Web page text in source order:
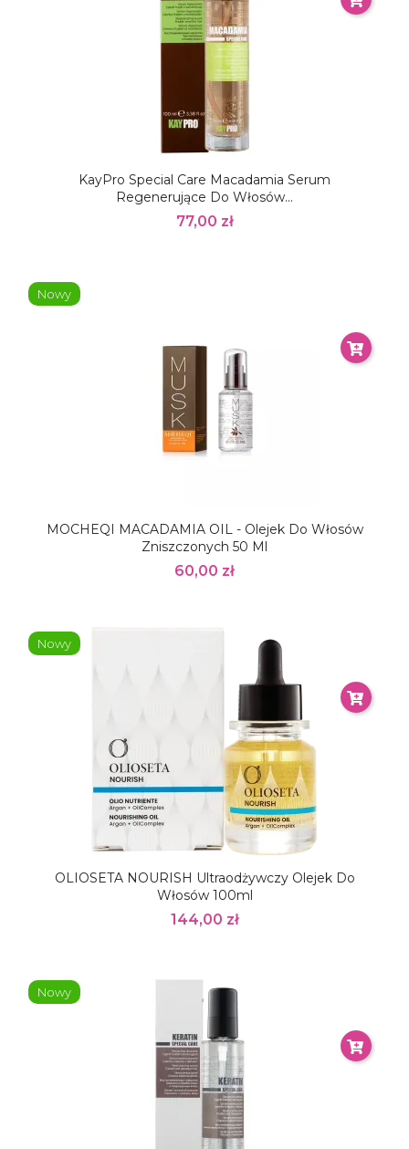
KayPro Special Care Macadamia Serum
Regenerujące Do Włosów...
77,00 zł
MOCHEQI MACADAMIA OIL - Olejek Do Włosów
Zniszczonych 50 Ml
60,00 zł
Nowy
OLIOSETA NOURISH Ultraodżywczy Olejek Do
Włosów 100ml
144,00 zł
Nowy
Nowy